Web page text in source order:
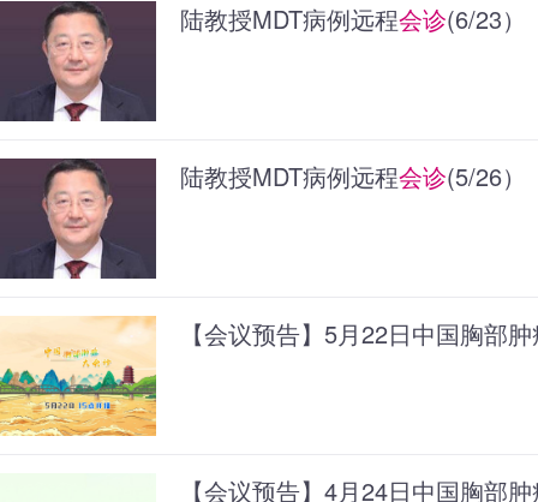
陆教授MDT病例远程会诊(6/23）
陆教授MDT病例远程会诊(5/26）
【会议预告】5月22日中国胸部
【会议预告】4月24日中国胸部